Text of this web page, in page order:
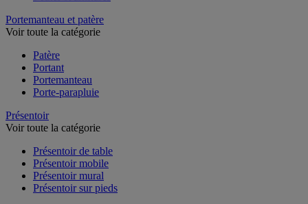
Portemanteau et patère
Voir toute la catégorie
Patère
Portant
Portemanteau
Porte-parapluie
Présentoir
Voir toute la catégorie
Présentoir de table
Présentoir mobile
Présentoir mural
Présentoir sur pieds